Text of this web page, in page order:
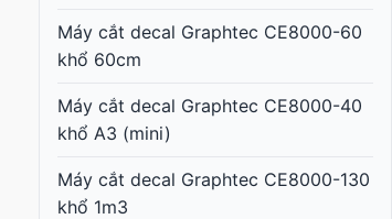
Máy cắt decal Graphtec CE8000-60
khổ 60cm
Máy cắt decal Graphtec CE8000-40
khổ A3 (mini)
Máy cắt decal Graphtec CE8000-130
khổ 1m3